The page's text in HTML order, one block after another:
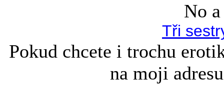
No
Tři
Pokud chcete i trochu
na moji